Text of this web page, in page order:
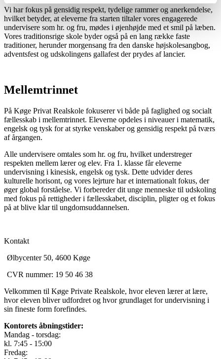
Vi har fokus på gensidig respekt, tydelige rammer og anerkendelse,
hvilket betyder, at eleverne fra starten tiltaler vores engagerede
undervisere som hr. og fru, mødes i øjenhøjde med et smil på læben.
Vores traditionsrige skole byder også på en lang række faste
traditioner, herunder morgensang fra den danske højskolesangbog,
adventsfest og udskolingens gallafest der prydes af lancier.
Mellemtrinnet
På Køge Privat Realskole fokuserer vi både på faglighed og socialt
fællesskab i mellemtrinnet. Eleverne opdeles i niveauer i matematik,
engelsk og tysk for at styrke venskaber og gensidig respekt på tværs
af årgangen.
Alle undervisere omtales som hr. og fru, hvilket understreger
respekten mellem lærer og elev. Fra 1. klasse får eleverne
undervisning i kinesisk, engelsk og tysk. Dette udvider deres
kulturelle horisont, og vores lejrture har et internationalt fokus, der
øger global forståelse. Vi forbereder dit unge menneske til udskoling
med fokus på rettigheder i fællesskabet, disciplin, pligter og et fokus
på at blive klar til ungdomsuddannelsen.
Kontakt
Ølbycenter 50, 4600 Køge
CVR nummer: 19 50 46 38
Velkommen til Køge Private Realskole, hvor eleven lærer at lære,
hvor eleven bliver udfordret og hvor grundlaget for undervisning i
sin fineste form forefindes.
Kontorets åbningstider:
Mandag - torsdag:
kl. 7:45 - 15:00
Fredag: